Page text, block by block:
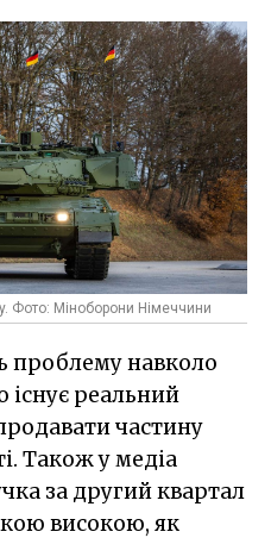
Фото: Міноборони Німеччини
проблему навколо
існує реальний
частину
Також у медіа
за другий квартал
високою, як